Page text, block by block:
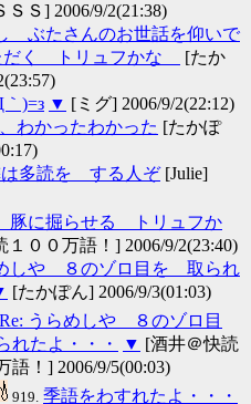
ＳＳ] 2006/9/2(21:38)
ぶたさんのお世話を仰いで
だく トリュフかな
[たか
)=з ▼ [ミグ] 2006/9/2(22:12)
わかったわかった [たかぽ
多読を する人ぞ[Julie]
豚に掘らせる トリュフか
１００万語！] 2006/9/2(23:40)
しや ８のゾロ目を 取られ
[たかぽん] 2006/9/3(01:03)
Re: うらめしや ８のゾロ目
たよ・・・
▼ [酒井＠快読
語！] 2006/9/5(00:03)
919. 季語をわすれたよ・・・